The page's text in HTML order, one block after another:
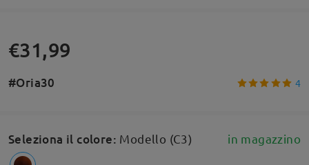
€31,99
#Oria30 4
Seleziona il colore: Modello (C3) in magazzino